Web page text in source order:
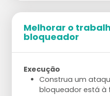
Melhorar o
bloqueador
Execução
Construa um
bloqueador está à